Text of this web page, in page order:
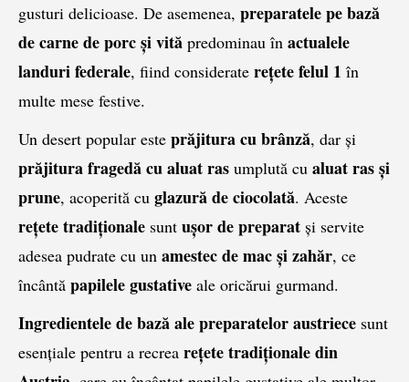
gusturi delicioase. De asemenea, preparatele pe bază
de carne de porc și vită predominau în actualele
landuri federale, fiind considerate rețete felul 1 în
multe mese festive.
Un desert popular este prăjitura cu brânză, dar și
prăjitura fragedă cu aluat ras umplută cu aluat ras și
prune, acoperită cu glazură de ciocolată. Aceste
rețete tradiționale sunt ușor de preparat și servite
adesea pudrate cu un amestec de mac și zahăr, ce
încântă papilele gustative ale oricărui gurmand.
Ingredientele de bază ale preparatelor austriece sunt
esențiale pentru a recrea rețete tradiționale din